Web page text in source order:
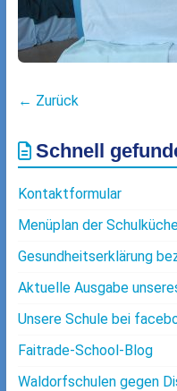
← Zurück
Schnell
Kontaktformular
Menüplan der
Gesundheitserklärung
Aktuelle Ausgabe
Unsere Schule bei
Faitrade-School-Blog
Waldorfschulen gegen